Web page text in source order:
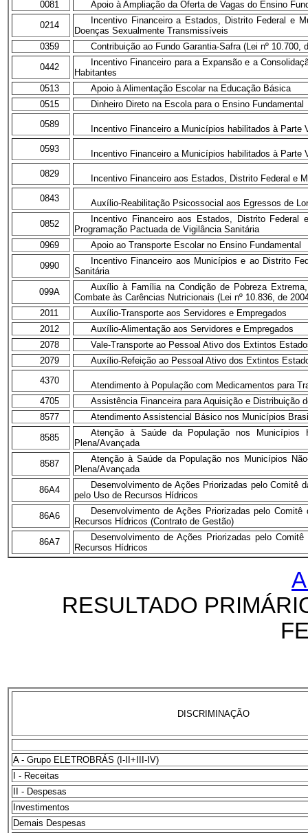
0081
Apoio à Ampliação da Oferta de Vagas do Ensino
0214
Incentivo Financeiro a Estados, Distrito Federal e
Doenças Sexualmente Transmissíveis
0359
Contribuição ao Fundo Garantia-Safra (Lei nº 10.700,
0442
Incentivo Financeiro para a Expansão e a
Habitantes
0513
Apoio à Alimentação Escolar na Educação Básica
0515
Dinheiro Direto na Escola para o Ensino Fundamental
0589
Incentivo Financeiro a Municípios habilitados à
0593
Incentivo Financeiro a Municípios habilitados à
0829
Incentivo Financeiro aos Estados, Distrito Federal e
0843
Auxílio-Reabilitação Psicossocial aos Egressos de
0852
Incentivo Financeiro aos Estados, Distrito
Programação Pactuada de Vigilância Sanitária
0969
Apoio ao Transporte Escolar no Ensino Fundamental
0990
Incentivo Financeiro aos Municípios e ao Distrito
Sanitária
099A
Auxílio à Família na Condição de Pobreza
Combate às Carências Nutricionais (Lei nº 10.836, de
2011
Auxílio-Transporte aos Servidores e Empregados
2012
Auxílio-Alimentação aos Servidores e Empregados
2078
Vale-Transporte ao Pessoal Ativo dos Extintos
2079
Auxílio-Refeição ao Pessoal Ativo dos Extintos
4370
Atendimento à População com Medicamentos para
4705
Assistência Financeira para Aquisição e Distribuição
8577
Atendimento Assistencial Básico nos Municípios
8585
Atenção à Saúde da População nos
Plena/Avançada
8587
Atenção à Saúde da População nos Municípios
Plena/Avançada
86A4
Desenvolvimento de Ações Priorizadas pelo Comitê
pelo Uso de Recursos Hídricos
86A6
Desenvolvimento de Ações Priorizadas pelo
Recursos Hídricos (Contrato de Gestão)
86A7
Desenvolvimento de Ações Priorizadas pelo
Recursos Hídricos
RESULTADO
DISCRIMINAÇÃO
A - Grupo ELETROBRÁS (I-II+III-IV)
I - Receitas
II - Despesas
Investimentos
Demais Despesas